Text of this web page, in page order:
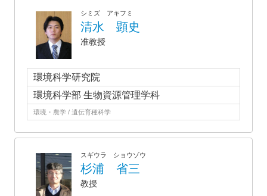
シミズ アキフミ
清水 顕史
准教授
環境科学研究院
環境科学部 生物資源管理学科
環境・農学 / 遺伝育種科学
スギウラ ショウゾウ
杉浦 省三
教授